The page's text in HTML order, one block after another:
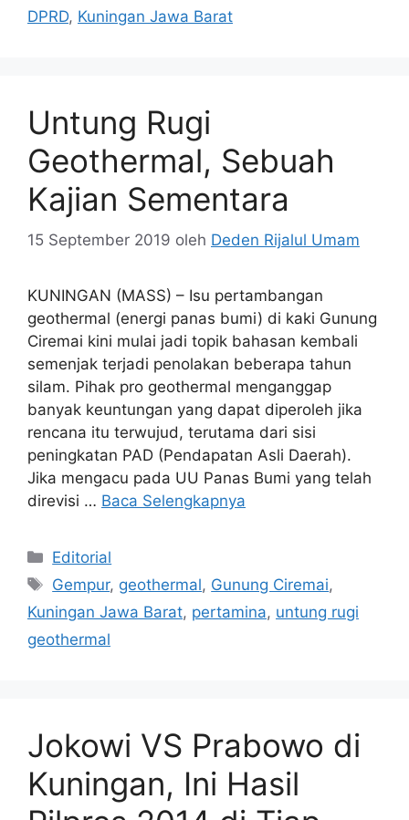
DPRD, Kuningan Jawa Barat
Untung Rugi
Geothermal, Sebuah
Kajian Sementara
15 September 2019 oleh Deden Rijalul Umam
KUNINGAN (MASS) – Isu pertambangan
geothermal (energi panas bumi) di kaki Gunung
Ciremai kini mulai jadi topik bahasan kembali
semenjak terjadi penolakan beberapa tahun
silam. Pihak pro geothermal menganggap
banyak keuntungan yang dapat diperoleh jika
rencana itu terwujud, terutama dari sisi
peningkatan PAD (Pendapatan Asli Daerah).
Jika mengacu pada UU Panas Bumi yang telah
direvisi … Baca Selengkapnya
Kategori
Editorial
Tag
Gempur, geothermal, Gunung Ciremai,
Kuningan Jawa Barat, pertamina, untung rugi
geothermal
Jokowi VS Prabowo di
Kuningan, Ini Hasil